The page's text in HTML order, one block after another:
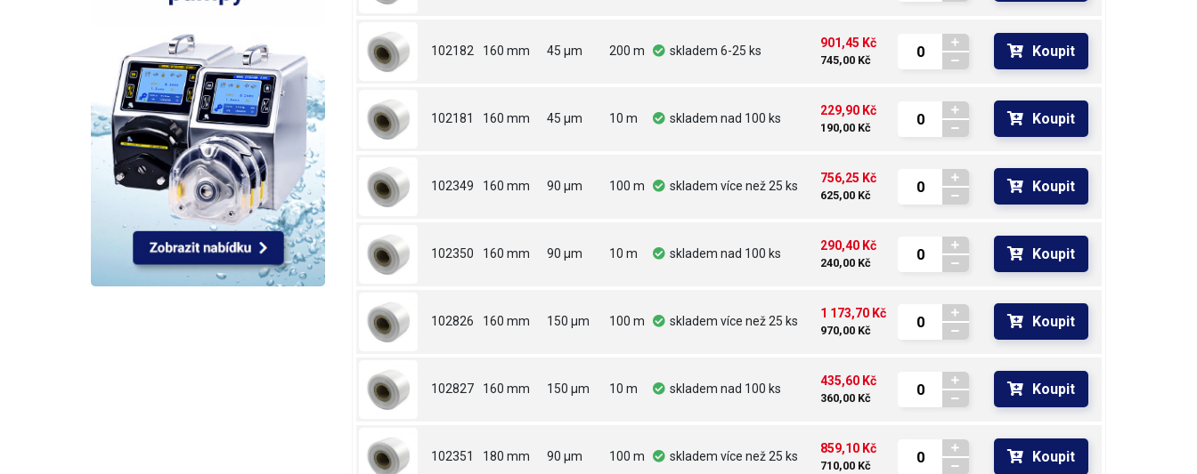
102182 160 mm 45 µm 200 m skladem 6-25 ks
901,45 Kč
745,00 Kč
Koupit
102181 160 mm 45 µm 10 m skladem nad 100 ks
229,90 Kč
190,00 Kč
Koupit
102349 160 mm 90 µm 100 m skladem více než 25 ks
756,25 Kč
625,00 Kč
Koupit
102350 160 mm 90 µm 10 m skladem nad 100 ks
290,40 Kč
240,00 Kč
Koupit
102826 160 mm 150 µm 100 m skladem více než 25 ks
1 173,70 Kč
970,00 Kč
Koupit
102827 160 mm 150 µm 10 m skladem nad 100 ks
435,60 Kč
360,00 Kč
Koupit
102351 180 mm 90 µm 100 m skladem více než 25 ks
859,10 Kč
710,00 Kč
Koupit